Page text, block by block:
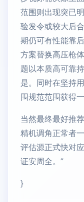
范围则出现突已
验发令或较大后
期仍可有性能靠
方案替换高压枪
题以本质高可靠
是。同时在坚持
围规范范围获得
当然最终最好推
精机调角正常者
评估源正式快对
证安周全。”
}